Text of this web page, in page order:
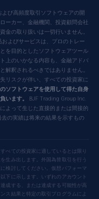
び高頻度取引ソフトウェアの開
ーカー、金融機関、投資顧問会社
金の取り扱いは一切行いません。
よびサービスは、プロのトレー
を目的としたソフトウェアツール
上のいかなる内容も、金融アドバ
解釈されるべきではありません。
リスクが伴い、すべての投資家に
ソフトウェアを使用して得た自身
います。
BJF Trading Group Inc.
よって生じた直接的または間接的
の実績は将来の結果を示すもの
べての投資家に適しているとは限り
生み出します。外国為替取引を行う
検討してください。仮想パフォーマ
下に示します。いずれのアカウント
成する、または達成する可能性が高
ス結果と特定の取引プログラムによ